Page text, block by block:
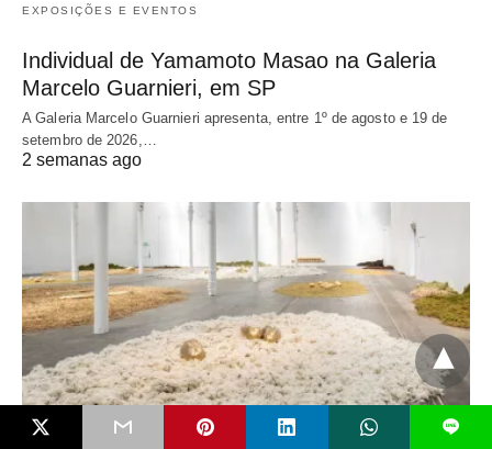
EXPOSIÇÕES E EVENTOS
Individual de Yamamoto Masao na Galeria
Marcelo Guarnieri, em SP
A Galeria Marcelo Guarnieri apresenta, entre 1º de agosto e 19 de
setembro de 2026,…
2 semanas ago
L